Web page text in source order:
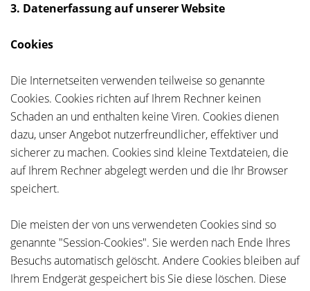
3. Datenerfassung auf unserer Website
Cookies
Die Internetseiten verwenden teilweise so genannte
Cookies. Cookies richten auf Ihrem Rechner keinen
Schaden an und enthalten keine Viren. Cookies dienen
dazu, unser Angebot nutzerfreundlicher, effektiver und
sicherer zu machen. Cookies sind kleine Textdateien, die
auf Ihrem Rechner abgelegt werden und die Ihr Browser
speichert.
Die meisten der von uns verwendeten Cookies sind so
genannte "Session-Cookies". Sie werden nach Ende Ihres
Besuchs automatisch gelöscht. Andere Cookies bleiben auf
Ihrem Endgerät gespeichert bis Sie diese löschen. Diese